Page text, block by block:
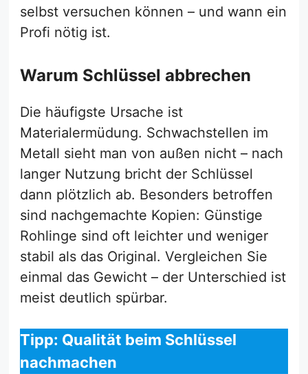
selbst versuchen können – und wann ein
Profi nötig ist.
Warum Schlüssel abbrechen
Die häufigste Ursache ist
Materialermüdung. Schwachstellen im
Metall sieht man von außen nicht – nach
langer Nutzung bricht der Schlüssel
dann plötzlich ab. Besonders betroffen
sind nachgemachte Kopien: Günstige
Rohlinge sind oft leichter und weniger
stabil als das Original. Vergleichen Sie
einmal das Gewicht – der Unterschied ist
meist deutlich spürbar.
Tipp: Qualität beim Schlüssel
nachmachen